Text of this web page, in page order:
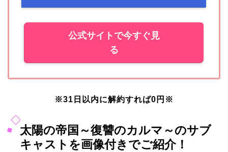
公式サイトで今すぐ見
る
※31日以内に解約すれば0円 ※
太陽の帝国～復讐のカルマ～のサブ
キャストを画像付きでご紹介！